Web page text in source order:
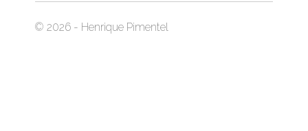
© 2026 - Henrique Pimentel